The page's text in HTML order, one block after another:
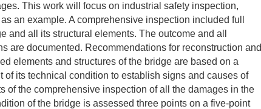
This work will focus on industrial safety inspection,
an example. A comprehensive inspection included full
and all its structural elements. The outcome and all
are documented. Recommendations for reconstruction and
elements and structures of the bridge are based on a
of its technical condition to establish signs and causes of
of the comprehensive inspection of all the damages in the
of the bridge is assessed three points on a five-point